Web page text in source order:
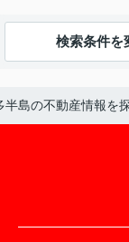
検索条件を
半島の不動産情報を